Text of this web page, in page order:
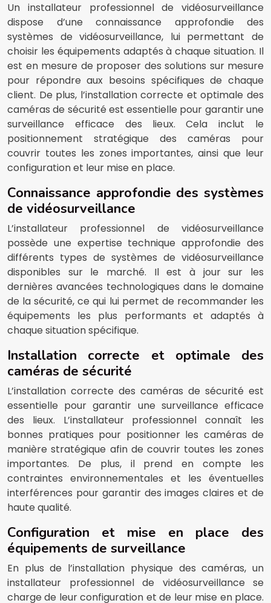
Un installateur professionnel de vidéosurveillance
dispose d’une connaissance approfondie des
systèmes de vidéosurveillance, lui permettant de
choisir les équipements adaptés à chaque situation. Il
est en mesure de proposer des solutions sur mesure
pour répondre aux besoins spécifiques de chaque
client. De plus, l’installation correcte et optimale des
caméras de sécurité est essentielle pour garantir une
surveillance efficace des lieux. Cela inclut le
positionnement stratégique des caméras pour
couvrir toutes les zones importantes, ainsi que leur
configuration et leur mise en place.
Connaissance approfondie des systèmes
de vidéosurveillance
L’installateur professionnel de vidéosurveillance
possède une expertise technique approfondie des
différents types de systèmes de vidéosurveillance
disponibles sur le marché. Il est à jour sur les
dernières avancées technologiques dans le domaine
de la sécurité, ce qui lui permet de recommander les
équipements les plus performants et adaptés à
chaque situation spécifique.
Installation correcte et optimale des
caméras de sécurité
L’installation correcte des caméras de sécurité est
essentielle pour garantir une surveillance efficace
des lieux. L’installateur professionnel connaît les
bonnes pratiques pour positionner les caméras de
manière stratégique afin de couvrir toutes les zones
importantes. De plus, il prend en compte les
contraintes environnementales et les éventuelles
interférences pour garantir des images claires et de
haute qualité.
Configuration et mise en place des
équipements de surveillance
En plus de l’installation physique des caméras, un
installateur professionnel de vidéosurveillance se
charge de leur configuration et de leur mise en place.